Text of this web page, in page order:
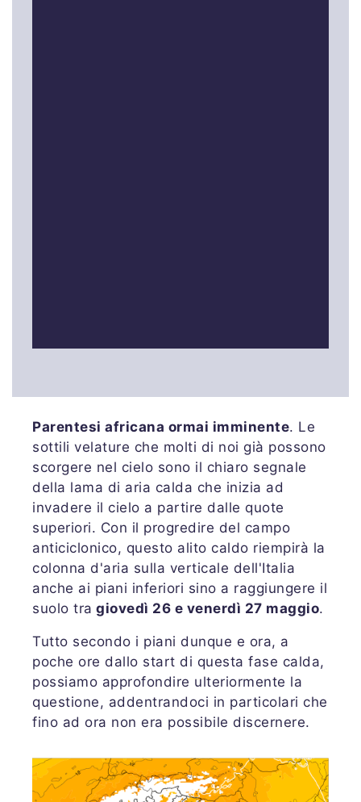
Parentesi africana ormai imminente. Le
sottili velature che molti di noi già possono
scorgere nel cielo sono il chiaro segnale
della lama di aria calda che inizia ad
invadere il cielo a partire dalle quote
superiori. Con il progredire del campo
anticiclonico, questo alito caldo riempirà la
colonna d'aria sulla verticale dell'Italia
anche ai piani inferiori sino a raggiungere il
suolo tra giovedì 26 e venerdì 27 maggio.
Tutto secondo i piani dunque e ora, a
poche ore dallo start di questa fase calda,
possiamo approfondire ulteriormente la
questione, addentrandoci in particolari che
fino ad ora non era possibile discernere.